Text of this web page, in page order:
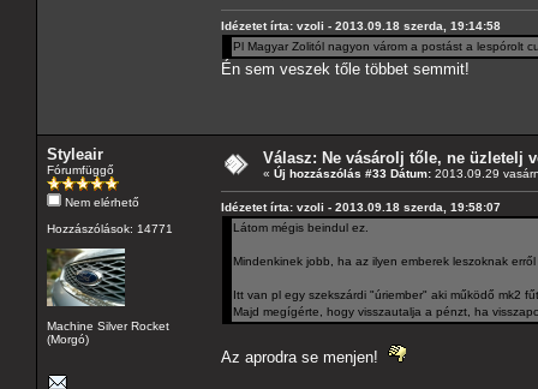
Idézetet írta: vzoli - 2013.09.18 szerda, 19:14:58
Pl Magyar Zolitól nagyon várom a postást a lespórolt
Én sem veszek tőle többet semmit!
Styleair
Fórumfüggő
Nem elérhető
Hozzászólások: 14771
Machine Silver Rocket
(Morgó)
Válasz: Ne vásárolj tőle, ne üzletelj
« Új hozzászólás #33 Dátum: 2013.09.29
Idézetet írta: vzoli - 2013.09.18 szerda, 19:58:07
Látom mégis beindul ez.
Mindenkinek jobb, ha az ilyen emberek leszoknak
Itt van pl egy szekszárdi "úriember" aki működő mk2
Majd megígérte, hogy visszautalja a pénzt, ha
Az aprodra se menjen!